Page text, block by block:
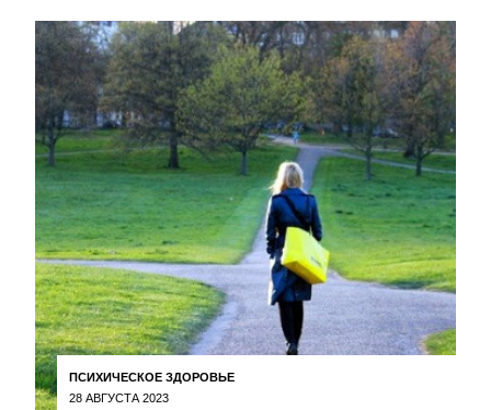
ПСИХИЧЕСКОЕ ЗДОРОВЬЕ
28 АВГУСТА 2023